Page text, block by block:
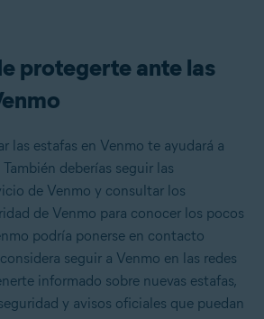
protegerte ante las
las estafas en Venmo te ayudará a
deberías seguir las
de Venmo y consultar los
de Venmo para conocer los pocos
podría ponerse en contacto
seguir a Venmo en las redes
informado sobre nuevas estafas,
y avisos oficiales que puedan